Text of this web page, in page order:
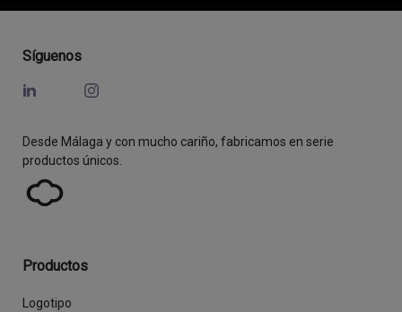
Síguenos
Desde Málaga y con mucho cariño, fabricamos en serie
productos únicos.
Productos
Logotipo